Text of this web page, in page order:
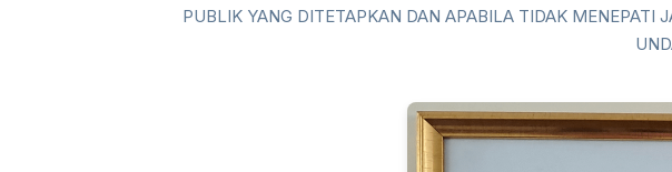
PUBLIK YANG DITETAPKAN DAN APABILA TIDAK MENEPATI